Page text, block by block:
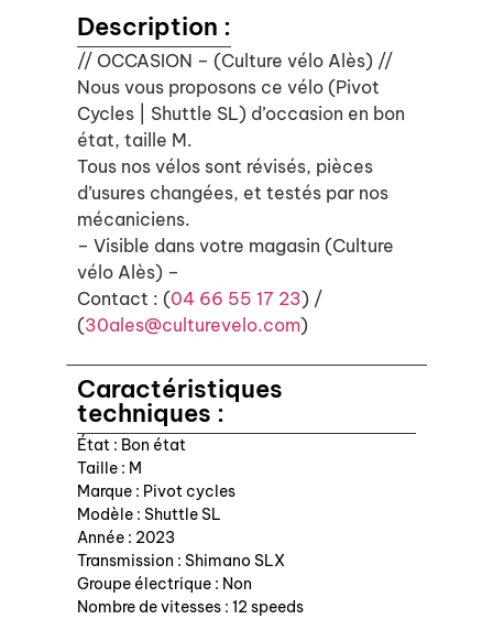
Description :
// OCCASION – (Culture vélo Alès) //
Nous vous proposons ce vélo (Pivot
Cycles | Shuttle SL) d’occasion en bon
état, taille M.
Tous nos vélos sont révisés, pièces
d’usures changées, et testés par nos
mécaniciens.
– Visible dans votre magasin (Culture
vélo Alès) –
Contact : (04 66 55 17 23) /
(30ales@culturevelo.com)
Caractéristiques
techniques :
État : Bon état
Taille : M
Marque : Pivot cycles
Modèle : Shuttle SL
Année : 2023
Transmission : Shimano SLX
Groupe électrique : Non
Nombre de vitesses : 12 speeds